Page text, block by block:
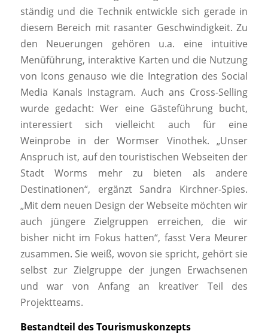
ständig und die Technik entwickle sich gerade in
diesem Bereich mit rasanter Geschwindigkeit. Zu
den Neuerungen gehören u.a. eine intuitive
Menüführung, interaktive Karten und die Nutzung
von Icons genauso wie die Integration des Social
Media Kanals Instagram. Auch ans Cross-Selling
wurde gedacht: Wer eine Gästeführung bucht,
interessiert sich vielleicht auch für eine
Weinprobe in der Wormser Vinothek. „Unser
Anspruch ist, auf den touristischen Webseiten der
Stadt Worms mehr zu bieten als andere
Destinationen“, ergänzt Sandra Kirchner-Spies.
„Mit dem neuen Design der Webseite möchten wir
auch jüngere Zielgruppen erreichen, die wir
bisher nicht im Fokus hatten“, fasst Vera Meurer
zusammen. Sie weiß, wovon sie spricht, gehört sie
selbst zur Zielgruppe der jungen Erwachsenen
und war von Anfang an kreativer Teil des
Projektteams.
Bestandteil des Tourismuskonzepts